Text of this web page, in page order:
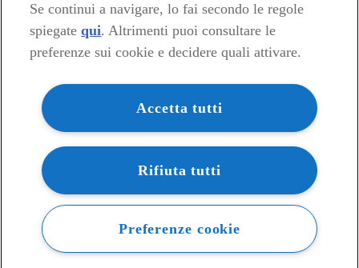
© 2020 Zanichelli Editore spa
Contatti e recapiti
my.zanichelli.it
Filiali e agenzie
Acquisti: informazioni precontrattuali
Area stampa
Privacy
Se continui a navigare, lo fai secondo le regole
spiegate qui. Altrimenti puoi consultare le
preferenze sui cookie e decidere quali attivare.
Accetta tutti
Rifiuta tutti
Preferenze cookie